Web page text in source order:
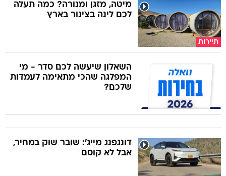
תיירות
מיטה, מזגן ומנורה? כמה תעלה
לכם לינה בצינור בארץ
השאלון שיעשה לכם סדר - מי
המפלגה שהכי מתאימה לעמדות
שלכם?
דונגפנג מייג': שובר שוק במחיר,
אבל לא קוסם